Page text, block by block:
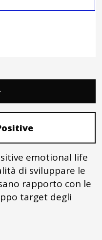
emotional life
di sviluppare le
rapporto con le
target degli